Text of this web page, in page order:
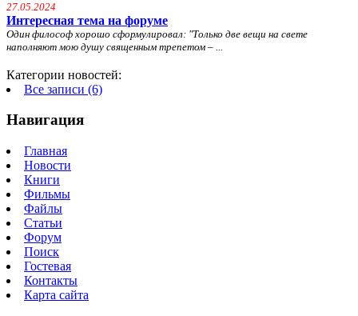
27.05.2024
Интересная тема на форуме
Один философ хорошо сформулировал: "Только две вещи на свете
наполняют мою душу священным трепетом – ...
Категории новостей:
Все записи (6)
Навигация
Главная
Новости
Книги
Фильмы
Файлы
Статьи
Форум
Поиск
Гостевая
Контакты
Карта сайта